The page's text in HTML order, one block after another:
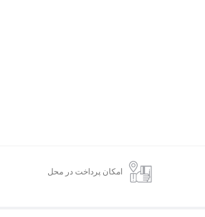
امکان پرداخت در محل